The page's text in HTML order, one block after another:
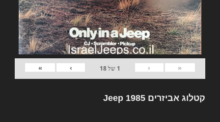
«
‹
1 של18
›
»
קטלוג אביזרים Jeep 1985